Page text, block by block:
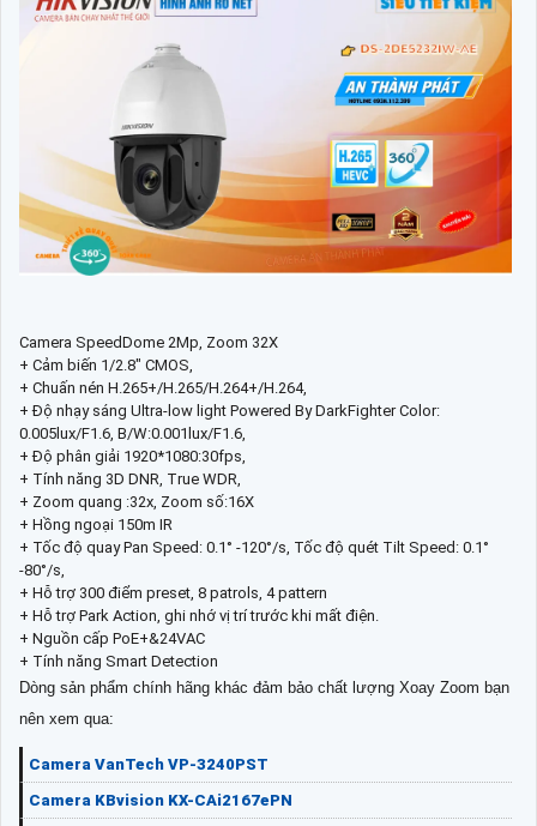
Camera SpeedDome 2Mp, Zoom 32X
+ Cảm biến 1/2.8" CMOS,
+ Chuấn nén H.265+/H.265/H.264+/H.264,
+ Độ nhạy sáng Ultra-low light Powered By DarkFighter Color:
0.005lux/F1.6, B/W:0.001lux/F1.6,
+ Độ phân giải 1920*1080:30fps,
+ Tính năng 3D DNR, True WDR,
+ Zoom quang :32x, Zoom số:16X
+ Hồng ngoại 150m IR
+ Tốc độ quay Pan Speed: 0.1° -120°/s, Tốc độ quét Tilt Speed: 0.1°
-80°/s,
+ Hỗ trợ 300 điểm preset, 8 patrols, 4 pattern
+ Hỗ trợ Park Action, ghi nhớ vị trí trước khi mất điện.
+ Nguồn cấp PoE+&24VAC
+ Tính năng Smart Detection
Dòng sản phẩm chính hãng khác đảm bảo chất lượng Xoay Zoom bạn
nên xem qua:
Camera VanTech VP-3240PST
Camera KBvision KX-CAi2167ePN